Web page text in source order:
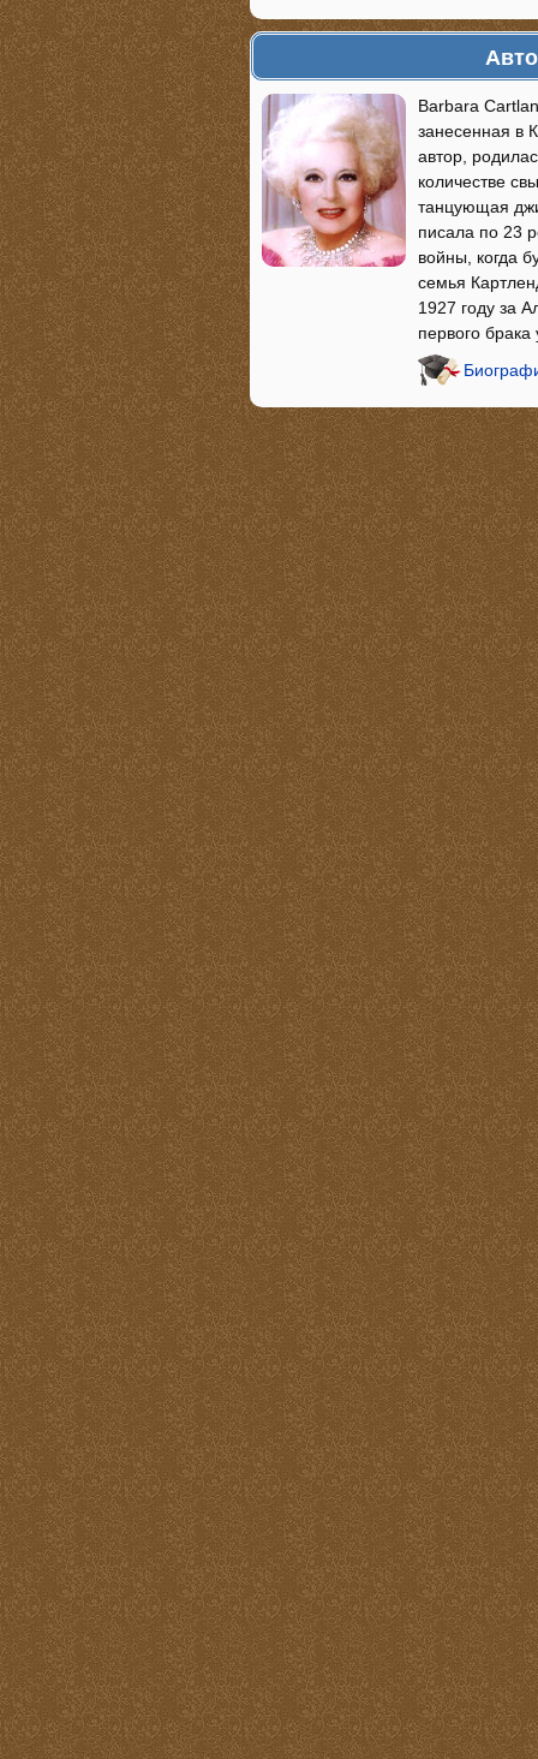
Barbara
занесенная в
автор,
количестве
танцующая
писала по 23
войны, когда
семья
1927 году за
первого